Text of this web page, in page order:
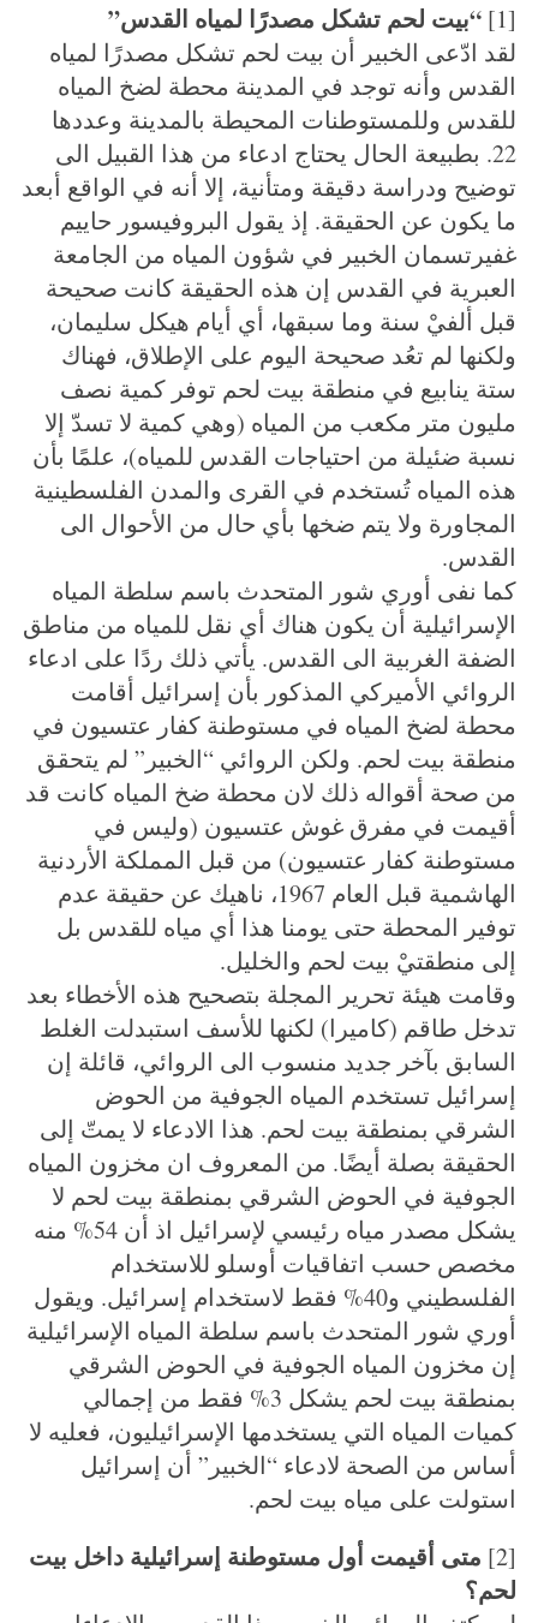
[1]
“بيت لحم تشكل مصدرًا لمياه القدس”
لقد ادّعى الخبير أن بيت لحم تشكل مصدرًا لمياه
القدس وأنه توجد في المدينة محطة لضخ المياه
للقدس وللمستوطنات المحيطة بالمدينة وعددها
22. بطبيعة الحال يحتاج ادعاء من هذا القبيل الى
توضيح ودراسة دقيقة ومتأنية، إلا أنه في الواقع أبعد
ما يكون عن الحقيقة. إذ يقول البروفيسور حاييم
غفيرتسمان الخبير في شؤون المياه من الجامعة
العبرية في القدس إن هذه الحقيقة كانت صحيحة
قبل ألفيْ سنة وما سبقها، أي أيام هيكل سليمان،
ولكنها لم تعُد صحيحة اليوم على الإطلاق، فهناك
ستة ينابيع في منطقة بيت لحم توفر كمية نصف
مليون متر مكعب من المياه (وهي كمية لا تسدّ إلا
نسبة ضئيلة من احتياجات القدس للمياه)، علمًا بأن
هذه المياه تُستخدم في القرى والمدن الفلسطينية
المجاورة ولا يتم ضخها بأي حال من الأحوال الى
القدس.
كما نفى أوري شور المتحدث باسم سلطة المياه
الإسرائيلية أن يكون هناك أي نقل للمياه من مناطق
الضفة الغربية الى القدس. يأتي ذلك ردًا على ادعاء
الروائي الأميركي المذكور بأن إسرائيل أقامت
محطة لضخ المياه في مستوطنة كفار عتسيون في
منطقة بيت لحم. ولكن الروائي “الخبير” لم يتحقق
من صحة أقواله ذلك لان محطة ضخ المياه كانت قد
أقيمت في مفرق غوش عتسيون (وليس في
مستوطنة كفار عتسيون) من قبل المملكة الأردنية
الهاشمية قبل العام 1967، ناهيك عن حقيقة عدم
توفير المحطة حتى يومنا هذا أي مياه للقدس بل
إلى منطقتيْ بيت لحم والخليل.
وقامت هيئة تحرير المجلة بتصحيح هذه الأخطاء بعد
تدخل طاقم (كاميرا) لكنها للأسف استبدلت الغلط
السابق بآخر جديد منسوب الى الروائي، قائلة إن
إسرائيل تستخدم المياه الجوفية من الحوض
الشرقي بمنطقة بيت لحم. هذا الادعاء لا يمتّ إلى
الحقيقة بصلة أيضًا. من المعروف ان مخزون المياه
الجوفية في الحوض الشرقي بمنطقة بيت لحم لا
يشكل مصدر مياه رئيسي لإسرائيل اذ أن 54% منه
مخصص حسب اتفاقيات أوسلو للاستخدام
الفلسطيني و40% فقط لاستخدام إسرائيل. ويقول
أوري شور المتحدث باسم سلطة المياه الإسرائيلية
إن مخزون المياه الجوفية في الحوض الشرقي
بمنطقة بيت لحم يشكل 3% فقط من إجمالي
كميات المياه التي يستخدمها الإسرائيليون، فعليه لا
أساس من الصحة لادعاء “الخبير” أن إسرائيل
استولت على مياه بيت لحم.
[2]
متى أقيمت أول مستوطنة إسرائيلية داخل بيت
لحم؟